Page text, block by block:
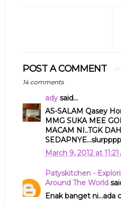
POST A COMMENT
14 comments
adysaid...
AS-SALAM Qasey
MMG SUKA MEE
MACAM NI..TGK
March 9, 2012 at 11:21
Patyskitchen -
Around The World
Enak banget ni...ada